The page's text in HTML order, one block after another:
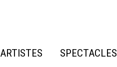
ARTISTES SPECTACLES